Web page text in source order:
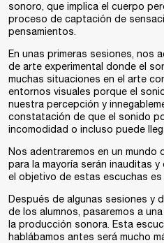
sonoro, que implica el cuerpo
proceso de captación de
pensamientos.
En unas primeras sesiones, nos
de arte experimental donde el
muchas situaciones en el arte
entornos visuales porque el
nuestra percepción y
constatación de que el sonido
incomodidad o incluso puede
Nos adentraremos en un mundo
para la mayoría serán inauditas
el objetivo de estas escuchas
Después de algunas sesiones y
de los alumnos, pasaremos a
la producción sonora. Esta
hablábamos antes será mucho